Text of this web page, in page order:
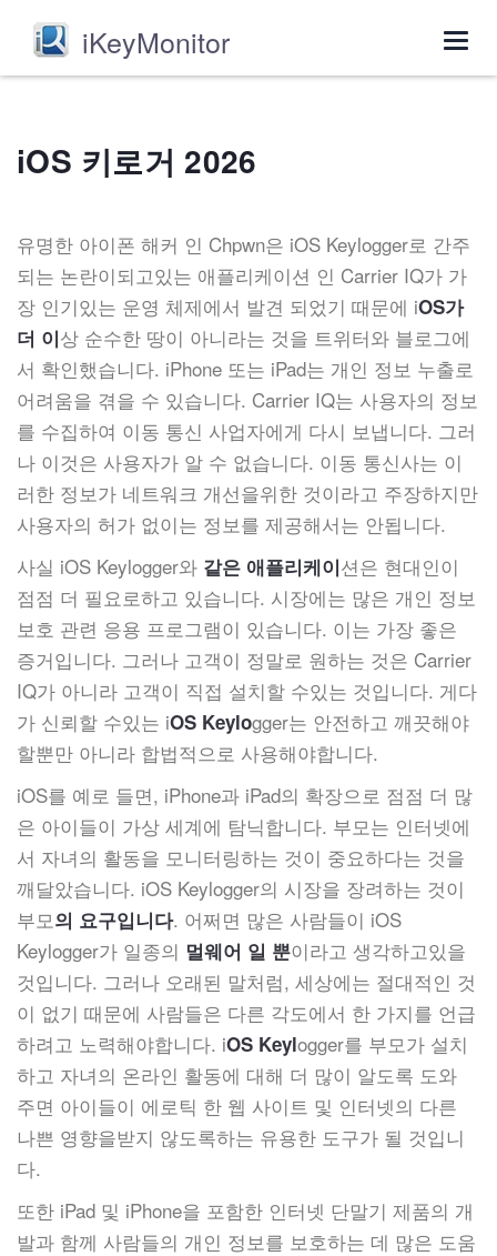
iKeyMonitor
iOS 키로거 2026
유명한 아이폰 해커 인 Chpwn은 iOS Keylogger로 간주
되는 논란이되고있는 애플리케이션 인 Carrier IQ가 가
장 인기있는 운영 체제에서 발견 되었기 때문에 iOS가
더 이상 순수한 땅이 아니라는 것을 트위터와 블로그에
서 확인했습니다. iPhone 또는 iPad는 개인 정보 누출로
어려움을 겪을 수 있습니다. Carrier IQ는 사용자의 정보
를 수집하여 이동 통신 사업자에게 다시 보냅니다. 그러
나 이것은 사용자가 알 수 없습니다. 이동 통신사는 이
러한 정보가 네트워크 개선을위한 것이라고 주장하지만
사용자의 허가 없이는 정보를 제공해서는 안됩니다.
사실 iOS Keylogger와 같은 애플리케이션은 현대인이
점점 더 필요로하고 있습니다. 시장에는 많은 개인 정보
보호 관련 응용 프로그램이 있습니다. 이는 가장 좋은
증거입니다. 그러나 고객이 정말로 원하는 것은 Carrier
IQ가 아니라 고객이 직접 설치할 수있는 것입니다. 게다
가 신뢰할 수있는 iOS Keylogger는 안전하고 깨끗해야
할뿐만 아니라 합법적으로 사용해야합니다.
iOS를 예로 들면, iPhone과 iPad의 확장으로 점점 더 많
은 아이들이 가상 세계에 탐닉합니다. 부모는 인터넷에
서 자녀의 활동을 모니터링하는 것이 중요하다는 것을
깨달았습니다. iOS Keylogger의 시장을 장려하는 것이
부모의 요구입니다. 어쩌면 많은 사람들이 iOS
Keylogger가 일종의 멀웨어 일 뿐이라고 생각하고있을
것입니다. 그러나 오래된 말처럼, 세상에는 절대적인 것
이 없기 때문에 사람들은 다른 각도에서 한 가지를 언급
하려고 노력해야합니다. iOS Keylogger를 부모가 설치
하고 자녀의 온라인 활동에 대해 더 많이 알도록 도와
주면 아이들이 에로틱 한 웹 사이트 및 인터넷의 다른
나쁜 영향을받지 않도록하는 유용한 도구가 될 것입니
다.
또한 iPad 및 iPhone을 포함한 인터넷 단말기 제품의 개
발과 함께 사람들의 개인 정보를 보호하는 데 많은 도움